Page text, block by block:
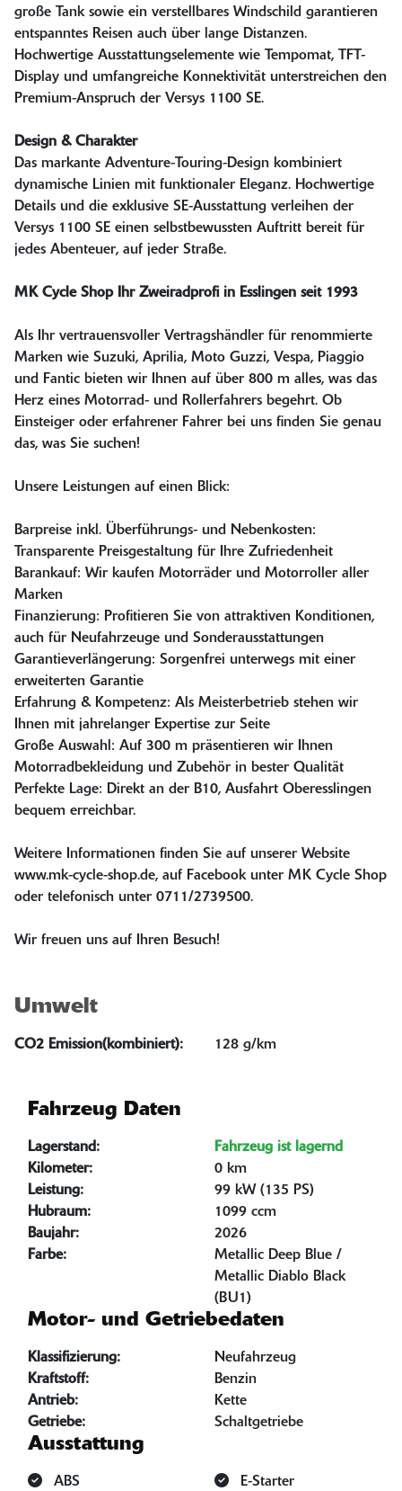
große Tank sowie ein verstellbares Windschild garantieren
entspanntes Reisen auch über lange Distanzen.
Hochwertige Ausstattungselemente wie Tempomat, TFT-
Display und umfangreiche Konnektivität unterstreichen den
Premium-Anspruch der Versys 1100 SE.
Design & Charakter
Das markante Adventure-Touring-Design kombiniert
dynamische Linien mit funktionaler Eleganz. Hochwertige
Details und die exklusive SE-Ausstattung verleihen der
Versys 1100 SE einen selbstbewussten Auftritt bereit für
jedes Abenteuer, auf jeder Straße.
MK Cycle Shop Ihr Zweiradprofi in Esslingen seit 1993
Als Ihr vertrauensvoller Vertragshändler für renommierte
Marken wie Suzuki, Aprilia, Moto Guzzi, Vespa, Piaggio
und Fantic bieten wir Ihnen auf über 800 m alles, was das
Herz eines Motorrad- und Rollerfahrers begehrt. Ob
Einsteiger oder erfahrener Fahrer bei uns finden Sie genau
das, was Sie suchen!
Unsere Leistungen auf einen Blick:
Barpreise inkl. Überführungs- und Nebenkosten:
Transparente Preisgestaltung für Ihre Zufriedenheit
Barankauf: Wir kaufen Motorräder und Motorroller aller
Marken
Finanzierung: Profitieren Sie von attraktiven Konditionen,
auch für Neufahrzeuge und Sonderausstattungen
Garantieverlängerung: Sorgenfrei unterwegs mit einer
erweiterten Garantie
Erfahrung & Kompetenz: Als Meisterbetrieb stehen wir
Ihnen mit jahrelanger Expertise zur Seite
Große Auswahl: Auf 300 m präsentieren wir Ihnen
Motorradbekleidung und Zubehör in bester Qualität
Perfekte Lage: Direkt an der B10, Ausfahrt Oberesslingen
bequem erreichbar.
Weitere Informationen finden Sie auf unserer Website
www.mk-cycle-shop.de, auf Facebook unter MK Cycle Shop
oder telefonisch unter 0711/2739500.
Wir freuen uns auf Ihren Besuch!
Umwelt
CO2 Emission(kombiniert): 128 g/km
Fahrzeug Daten
Lagerstand:
Fahrzeug ist lagernd
Kilometer:
0 km
Leistung:
99 kW (135 PS)
Hubraum:
1099 ccm
Baujahr:
2026
Farbe:
Metallic Deep Blue /
Metallic Diablo Black
(BU1)
Motor- und Getriebedaten
Klassifizierung:
Neufahrzeug
Kraftstoff:
Benzin
Antrieb:
Kette
Getriebe:
Schaltgetriebe
Ausstattung
ABS E-Starter